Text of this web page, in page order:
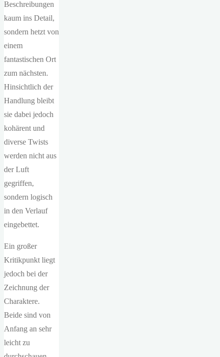
Beschreibungen
kaum ins Detail,
sondern hetzt von
einem
fantastischen Ort
zum nächsten.
Hinsichtlich der
Handlung bleibt
sie dabei jedoch
kohärent und
diverse Twists
werden nicht aus
der Luft
gegriffen,
sondern logisch
in den Verlauf
eingebettet.
Ein großer
Kritikpunkt liegt
jedoch bei der
Zeichnung der
Charaktere.
Beide sind von
Anfang an sehr
leicht zu